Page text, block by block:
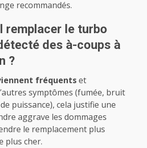
recommandés.
remplacer le turbo
des à-coups à
?
fréquentset
symptômes (fumée, bruit
puissance), cela justifie une
aggrave les dommages
le remplacement plus
plus cher.